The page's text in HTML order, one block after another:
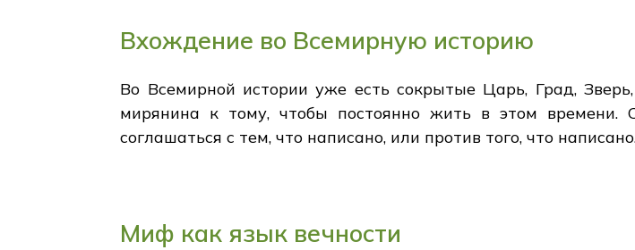
Вхождение во Всемирную историю
Во Всемирной истории уже есть сокрытые Царь, Град,
мирянина к тому, чтобы постоянно жить в этом времени.
соглашаться с тем, что написано, или против того, что
Миф как язык вечности